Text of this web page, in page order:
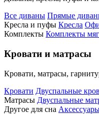
Все диваны Прямые
Кресла и пуфы Кресла
Комплекты Комплекты
Кровати и матрасы
Кровати, матрасы,
Кровати Двуспальные
Матрасы Двуспальные
Другое для сна